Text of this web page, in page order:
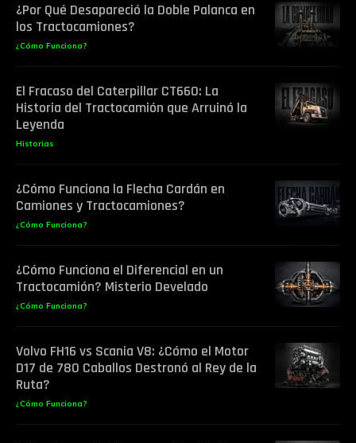
¿Por Qué Desapareció la Doble Palanca en
los Tractocamiones?
¿Cómo Funciona?
El Fracaso del Caterpillar CT660: La
Historia del Tractocamión que Arruinó la
Leyenda
Historias
¿Cómo Funciona la Flecha Cardán en
Camiones y Tractocamiones?
¿Cómo Funciona?
¿Cómo Funciona el Diferencial en un
Tractocamión? Misterio Develado
¿Cómo Funciona?
Volvo FH16 vs Scania V8: ¿Cómo el Motor
D17 de 780 Caballos Destronó al Rey de la
Ruta?
¿Cómo Funciona?